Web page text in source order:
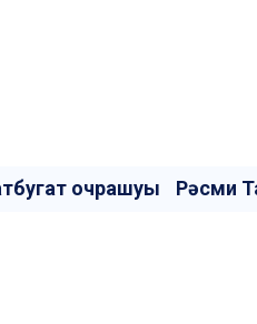
очрашуы Рәсми